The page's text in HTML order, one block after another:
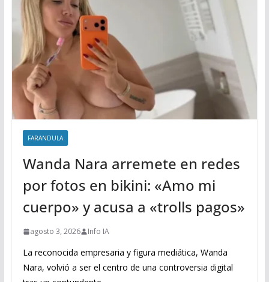
FARANDULA
Wanda Nara arremete en redes
por fotos en bikini: «Amo mi
cuerpo» y acusa a «trolls pagos»
agosto 3, 2026 Info IA
La reconocida empresaria y figura mediática, Wanda
Nara, volvió a ser el centro de una controversia digital